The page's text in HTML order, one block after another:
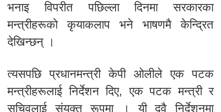
भनाइ विपरीत पछिल्ला दिनमा सरकारका
मन्त्रीहरूको कृयाकलाप भने भाषणमै केन्द्रित
देखिन्छन् ।
त्यसपछि प्रधानमन्त्री केपी ओलीले एक पटक
मन्त्रीहरूलाई निर्देशन दिए, एक पटक मन्त्री र
सचिवलाई संयुक्त रूपमा । यी दुवै निर्देशनमा